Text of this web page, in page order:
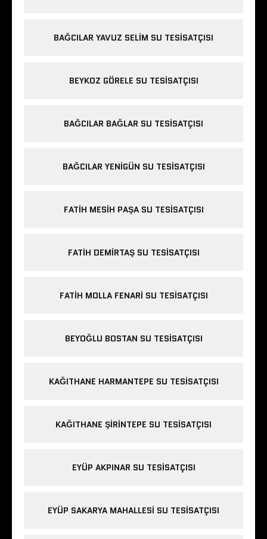
BAĞCILAR YAVUZ SELIM SU TESISATÇISI
BEYKOZ GÖRELE SU TESISATÇISI
BAĞCILAR BAĞLAR SU TESISATÇISI
BAĞCILAR YENIGÜN SU TESISATÇISI
FATIH MESIH PAŞA SU TESISATÇISI
FATIH DEMIRTAŞ SU TESISATÇISI
FATIH MOLLA FENARI SU TESISATÇISI
BEYOĞLU BOSTAN SU TESISATÇISI
KAĞITHANE HARMANTEPE SU TESISATÇISI
KAĞITHANE ŞIRINTEPE SU TESISATÇISI
EYÜP AKPINAR SU TESISATÇISI
EYÜP SAKARYA MAHALLESI SU TESISATÇISI